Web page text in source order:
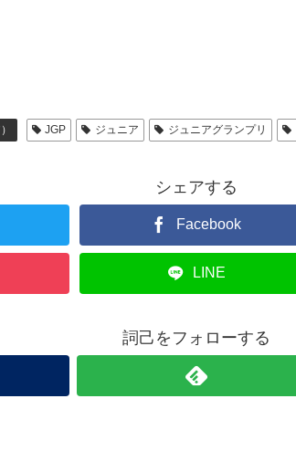
JGP ジュニア ジュニアグランプリ
シェアする
Facebook
LINE
詞己をフォローする